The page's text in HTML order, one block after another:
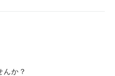
んか？